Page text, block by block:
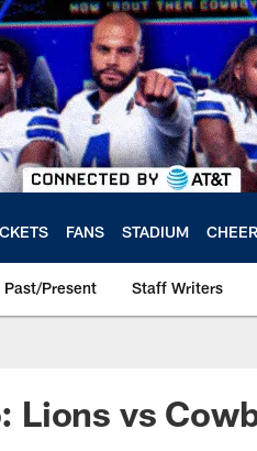
FANS STADIUM
Past/Present Staff Writers
Lions vs